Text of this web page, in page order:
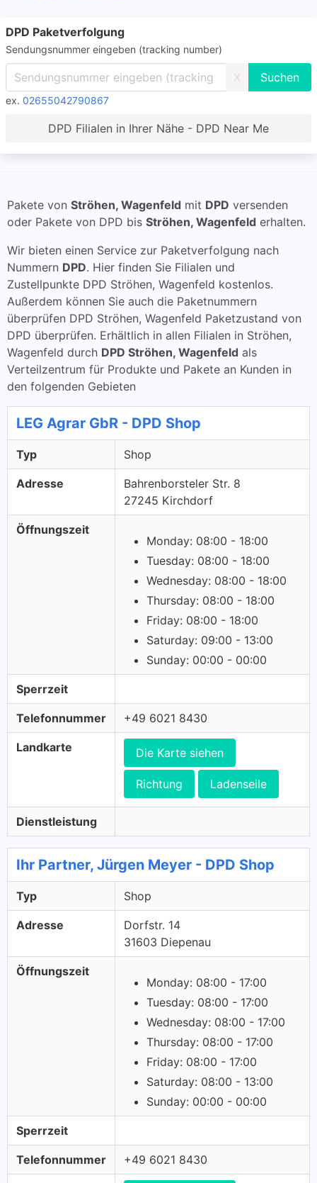
DPD Paketverfolgung
Sendungsnummer eingeben (tracking number)
X
ex. 02655042790867
DPD Filialen in Ihrer Nähe - DPD Near Me
Pakete von Ströhen, Wagenfeld mit DPD versenden
oder Pakete von DPD bis Ströhen, Wagenfeld erhalten.
Wir bieten einen Service zur Paketverfolgung nach
Nummern DPD. Hier finden Sie Filialen und
Zustellpunkte DPD Ströhen, Wagenfeld kostenlos.
Außerdem können Sie auch die Paketnummern
überprüfen DPD Ströhen, Wagenfeld Paketzustand von
DPD überprüfen. Erhältlich in allen Filialen in Ströhen,
Wagenfeld durch DPD Ströhen, Wagenfeld als
Verteilzentrum für Produkte und Pakete an Kunden in
den folgenden Gebieten
LEG Agrar GbR - DPD Shop
Typ Shop
Adresse
Bahrenborsteler Str. 8
27245 Kirchdorf
Öffnungszeit
Monday: 08:00 - 18:00
Tuesday: 08:00 - 18:00
Wednesday: 08:00 - 18:00
Thursday: 08:00 - 18:00
Friday: 08:00 - 18:00
Saturday: 09:00 - 13:00
Sunday: 00:00 - 00:00
Sperrzeit
Telefonnummer +49 6021 8430
Landkarte Die Karte siehen
Richtung Ladenseile
Dienstleistung
Ihr Partner, Jürgen Meyer - DPD Shop
Typ Shop
Adresse
Dorfstr. 14
31603 Diepenau
Öffnungszeit
Monday: 08:00 - 17:00
Tuesday: 08:00 - 17:00
Wednesday: 08:00 - 17:00
Thursday: 08:00 - 17:00
Friday: 08:00 - 17:00
Saturday: 08:00 - 13:00
Sunday: 00:00 - 00:00
Sperrzeit
Telefonnummer +49 6021 8430